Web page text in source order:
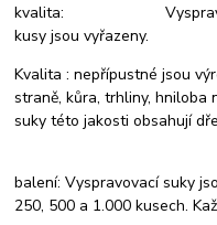
kvalita: Vyspravovací
kusy jsou vyřazeny.
Kvalita : nepřípustné jsou
straně, kůra, trhliny, hniloba
suky této jakosti obsahují
balení: Vyspravovací suky
250, 500 a 1.000 kusech.